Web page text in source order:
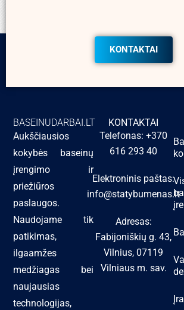
KONTAKTAI
BASEINUDARBAI.LT
Aukščiausios
kokybės baseinų
įrengimo ir
priežiūros
paslaugos.
Naudojame tik
patikimas,
ilgaamžes
medžiagas bei
naujausias
technologijas,
KONTAKTAI
Telefonas: +370
616 293 40
Elektroninis paštas:
info@statybumenas.lt
Adresas:
Fabijoniškių g. 43,
Vilnius, 07119
Vilniaus m. sav.